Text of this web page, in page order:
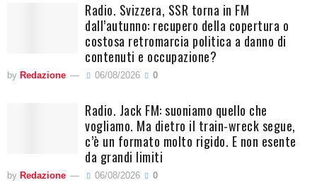
Radio. Svizzera, SSR torna in FM
dall’autunno: recupero della copertura o
costosa retromarcia politica a danno di
contenuti e occupazione?
by Redazione 06/08/2026 0
Radio. Jack FM: suoniamo quello che
vogliamo. Ma dietro il train-wreck segue,
c’è un formato molto rigido. E non esente
da grandi limiti
by Redazione 06/08/2026 0